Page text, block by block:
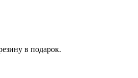
в подарок.